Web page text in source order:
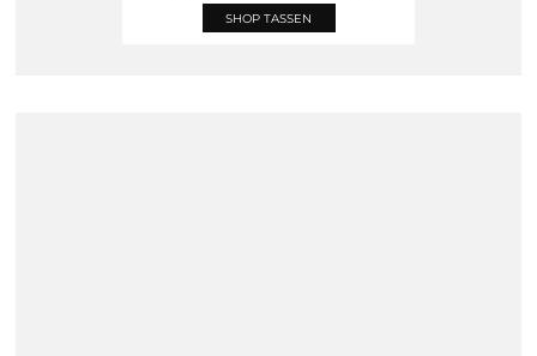
SHOP TASSEN